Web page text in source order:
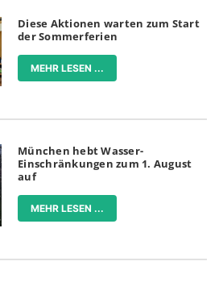
Diese Aktionen warten zum Start
der Sommerferien
MEHR LESEN ...
München hebt Wasser-
Einschränkungen zum 1. August
auf
MEHR LESEN ...